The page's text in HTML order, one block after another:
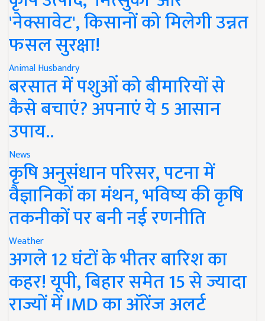
'नेक्सावेट', किसानों को मिलेगी उन्नत
फसल सुरक्षा!
Animal Husbandry
बरसात में पशुओं को बीमारियों से
कैसे बचाएं? अपनाएं ये 5 आसान
उपाय..
News
कृषि अनुसंधान परिसर, पटना में
वैज्ञानिकों का मंथन, भविष्य की कृषि
तकनीकों पर बनी नई रणनीति
Weather
अगले 12 घंटों के भीतर बारिश का
कहर! यूपी, बिहार समेत 15 से ज्यादा
राज्यों में IMD का ऑरेंज अलर्ट